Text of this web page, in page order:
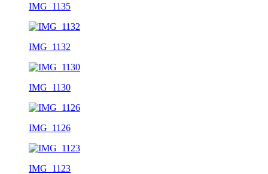
IMG_1135
IMG_1132
IMG_1130
IMG_1126
IMG_1123